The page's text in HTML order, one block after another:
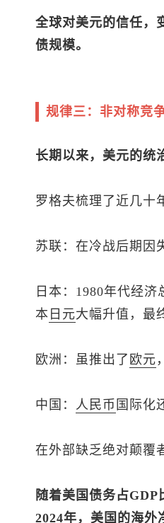
全球对美元的信任，
债规模。
规律三：非对称竞
长期以来，美元的统
罗格夫梳理了近几十
苏联：在冷战后期因
日本：1980年代经
本 日元大幅升值，最
欧洲：虽推出了 欧元
中国： 人民币 国际化
在外部缺乏绝对颠覆
随着美国债务占
2024年，美国的海